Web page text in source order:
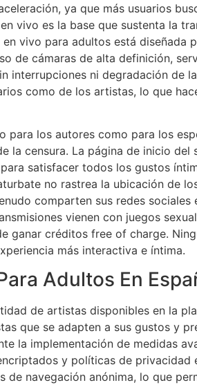
ya que más usuarios
vivo es la base que sustenta la
vivo para adultos está
de cámaras de alta definición,
interrupciones ni degradación de
como de los artistas, lo que
los autores como para los
la censura. La página de inicio
satisfacer todos los gustos
no rastrea la ubicación de
comparten sus redes
vienen con juegos
ganar créditos free of charge.
más interactiva e íntima.
Adultos En
de artistas disponibles en la
que se adapten a sus gustos y
la implementación de medidas
y políticas de
navegación anónima, lo que